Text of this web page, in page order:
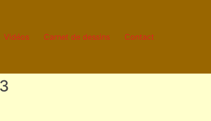
Vidéos Carnet de dessins Contact